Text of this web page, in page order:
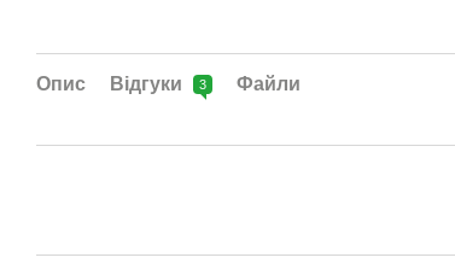
Опис Відгуки 3 Файли